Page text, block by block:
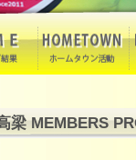
梁 MEMBERS